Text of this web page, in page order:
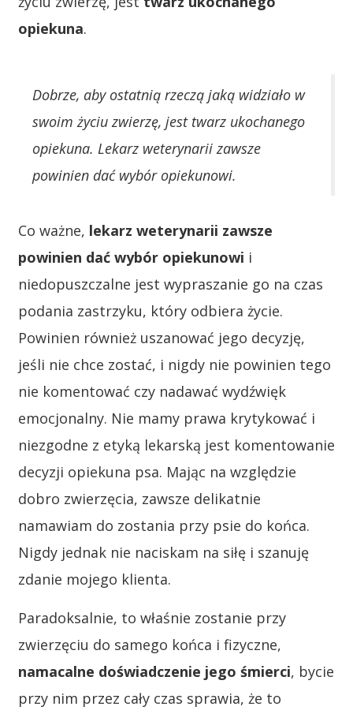
opiekuna.
Dobrze, aby ostatnią rzeczą jaką widziało w
swoim życiu zwierzę, jest twarz ukochanego
opiekuna. Lekarz weterynarii zawsze
powinien dać wybór opiekunowi.
Co ważne, lekarz weterynarii zawsze
powinien dać wybór opiekunowi i
niedopuszczalne jest wypraszanie go na czas
podania zastrzyku, który odbiera życie.
Powinien również uszanować jego decyzję,
jeśli nie chce zostać, i nigdy nie powinien tego
nie komentować czy nadawać wydźwięk
emocjonalny. Nie mamy prawa krytykować i
niezgodne z etyką lekarską jest komentowanie
decyzji opiekuna psa. Mając na względzie
dobro zwierzęcia, zawsze delikatnie
namawiam do zostania przy psie do końca.
Nigdy jednak nie naciskam na siłę i szanuję
zdanie mojego klienta.
Paradoksalnie, to właśnie zostanie przy
zwierzęciu do samego końca i fizyczne,
namacalne doświadczenie jego śmierci, bycie
przy nim przez cały czas sprawia, że to